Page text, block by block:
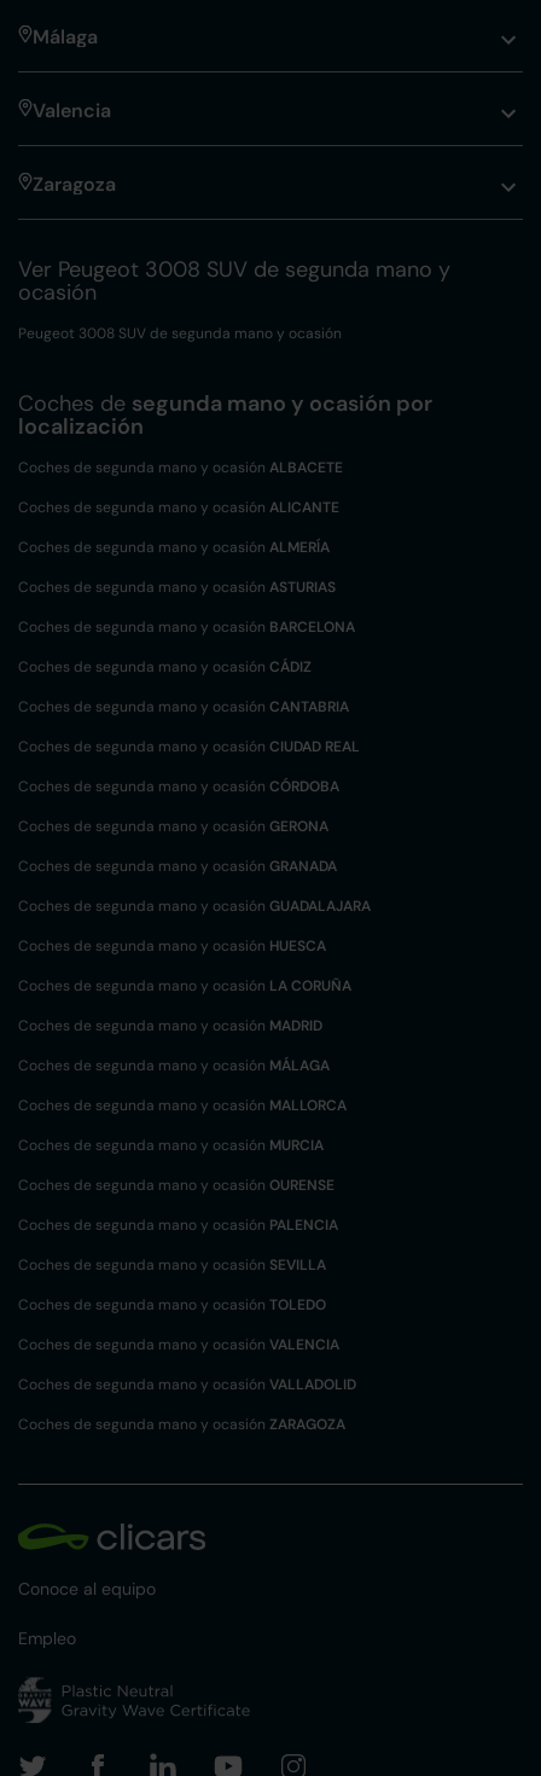
Málaga
Valencia
Zaragoza
Ver Peugeot 3008 SUV de segunda mano y
ocasión
Peugeot 3008 SUV de segunda mano y ocasión
Coches de segunda mano y ocasión por
localización
Coches de segunda mano y ocasión ALBACETE
Coches de segunda mano y ocasión ALICANTE
Coches de segunda mano y ocasión ALMERÍA
Coches de segunda mano y ocasión ASTURIAS
Coches de segunda mano y ocasión BARCELONA
Coches de segunda mano y ocasión CÁDIZ
Coches de segunda mano y ocasión CANTABRIA
Coches de segunda mano y ocasión CIUDAD REAL
Coches de segunda mano y ocasión CÓRDOBA
Coches de segunda mano y ocasión GERONA
Coches de segunda mano y ocasión GRANADA
Coches de segunda mano y ocasión GUADALAJARA
Coches de segunda mano y ocasión HUESCA
Coches de segunda mano y ocasión LA CORUÑA
Coches de segunda mano y ocasión MADRID
Coches de segunda mano y ocasión MÁLAGA
Coches de segunda mano y ocasión MALLORCA
Coches de segunda mano y ocasión MURCIA
Coches de segunda mano y ocasión OURENSE
Coches de segunda mano y ocasión PALENCIA
Coches de segunda mano y ocasión SEVILLA
Coches de segunda mano y ocasión TOLEDO
Coches de segunda mano y ocasión VALENCIA
Coches de segunda mano y ocasión VALLADOLID
Coches de segunda mano y ocasión ZARAGOZA
Conoce al equipo
Empleo